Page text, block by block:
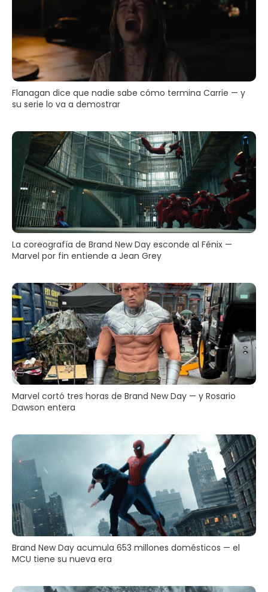
Flanagan dice que nadie sabe cómo termina Carrie — y
su serie lo va a demostrar
La coreografía de Brand New Day esconde al Fénix —
Marvel por fin entiende a Jean Grey
Marvel cortó tres horas de Brand New Day — y Rosario
Dawson entera
Brand New Day acumula 653 millones domésticos — el
MCU tiene su nueva era